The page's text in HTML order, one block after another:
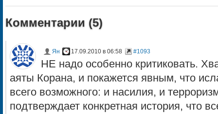
Комментарии (5)
Ян 17.09.2010 в 06:58 #1093
НЕ надо особенно критиковать.
аяты Корана, и покажется явным, что
всего возможного: и насилия, и
подтверждает конкретная история, что